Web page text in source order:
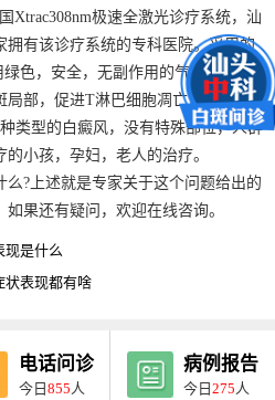
Xtrac308nm极速全激光诊疗系统，汕
拥有该诊疗系统的专科医院。采用的
色，安全，无副作用的气体来产生
局部，促进T淋巴细胞凋亡，来达到
类型的白癜风，没有特殊部位，人群
小孩，孕妇，老人的治疗。
?上述就是专家关于这个问题给出的
果还有疑问，欢迎在线咨询。
现是什么
状表现都有啥
电话问诊
今日855 人
病例报告
今日275 人